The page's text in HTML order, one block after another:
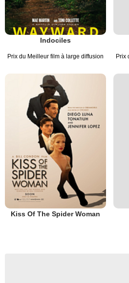
Indociles
Prix du Meilleur film à large diffusion
Kiss Of The Spider Woman
Prix